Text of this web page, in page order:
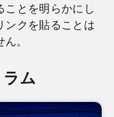
ことを明らかにし
ンクを貼ることは
。
ム